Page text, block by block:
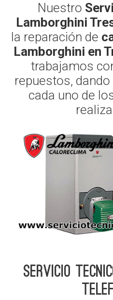
Nuestro
Lamborghini
la reparación de
Lamborghini en
trabajamos
repuestos,
cada uno de
Servicio